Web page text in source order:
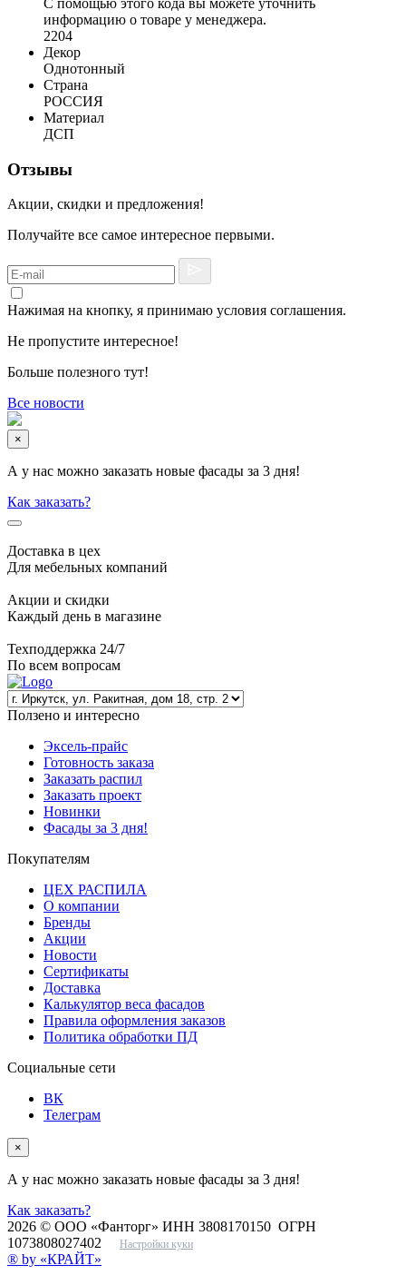
информацию о товаре у менеджера.
2204
Декор
Однотонный
Страна
РОССИЯ
Материал
ДСП
Отзывы
Акции, скидки и предложения!
Получайте все самое интересное первыми.
Нажимая на кнопку, я принимаю условия соглашения.
Не пропустите интересное!
Больше полезного тут!
Все новости
×
А у нас можно заказать новые фасады за 3 дня!
Как заказать?
Доставка в цех
Для мебельных компаний
Акции и скидки
Каждый день в магазине
Техподдержка 24/7
По всем вопросам
Ползено и интересно
Эксель-прайс
Готовность заказа
Заказать распил
Заказать проект
Новинки
Фасады за 3 дня!
Покупателям
ЦЕХ РАСПИЛА
О компании
Бренды
Акции
Новости
Сертификаты
Доставка
Калькулятор веса фасадов
Правила оформления заказов
Политика обработки ПД
Социальные сети
ВК
Телеграм
×
А у нас можно заказать новые фасады за 3 дня!
Как заказать?
2026 © ООО «Фанторг» ИНН 3808170150 ОГРН
1073808027402
Настройки куки
® by «КРАЙТ»